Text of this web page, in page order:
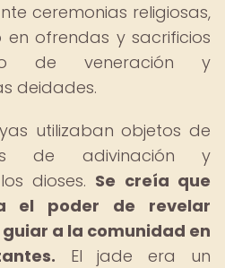
ceremonias religiosas,
ofrendas y sacrificios
de veneración y
deidades.
utilizaban objetos de
de adivinación y
dioses. Se creía que
el poder de revelar
a la comunidad en
El jade era un